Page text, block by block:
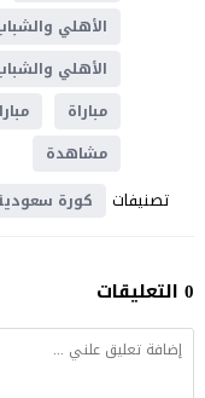
الأهلي
الأهلي
مباراة
مشاهدة
تصنيفات كورة
0 التعليقات